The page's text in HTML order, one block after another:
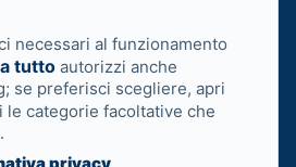
necessari al funzionamento
tutto autorizzi anche
se preferisci scegliere, apri
le categorie facoltative che